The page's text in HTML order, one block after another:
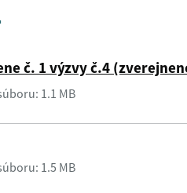
č. 1 výzvy č.4
1.1 MB
1.5 MB